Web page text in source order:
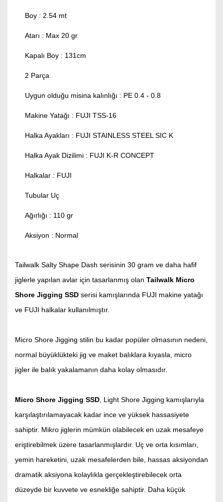
Boy : 2.54 mt
Atarı : Max 20 gr
Kapalı Boy : 131cm
2 Parça
Uygun olduğu misina kalınlığı : PE 0.4 - 0.8
Makine Yatağı : FUJI TSS-16
Halka Ayakları : FUJI STAINLESS STEEL SIC K
Halka Ayak Dizilimi : FUJI K-R CONCEPT
Halkalar : FUJI
Tubular Uç
Ağırlığı : 110 gr
Aksiyon : Normal
Tailwalk Salty Shape Dash serisinin 30 gram ve daha hafif
jiglerle yapılan avlar için tasarlanmış olan Tailwalk Micro
Shore Jigging SSD serisi kamışlarında FUJI makine yatağı
ve FUJI halkalar kullanılmıştır.
Micro Shore Jigging stilin bu kadar popüler olmasının nedeni,
normal büyüklükteki jig ve maket balıklara kıyasla, micro
jigler ile balık yakalamanın daha kolay olmasıdır.
Micro Shore Jigging SSD , Light Shore Jigging kamışlarıyla
karşılaştırılamayacak kadar ince ve yüksek hassasiyete
sahiptir. Mikro jiglerin mümkün olabilecek en uzak mesafeye
eriştirebilmek üzere tasarlanmışlardır. Uç ve orta kısımları,
yemin hareketini, uzak mesafelerden bile, hassas aksiyondan
dramatik aksiyona kolaylıkla gerçekleştirebilecek orta
düzeyde bir kuvvete ve esnekliğe sahiptir. Daha küçük